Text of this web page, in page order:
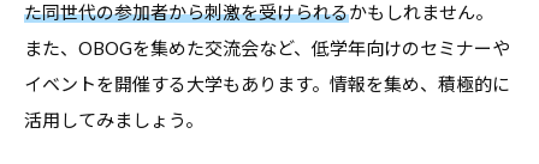
支
援
の
ヒ
た同世代の参加者から刺激を受けられるかもしれません。
また、OBOGを集めた交流会など、低学年向けのセミナーや
イベントを開催する大学もあります。情報を集め、積極的に
活用してみましょう。